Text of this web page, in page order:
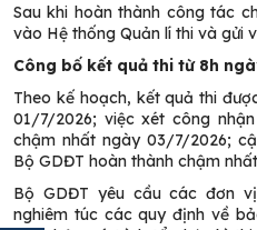
Sau khi hoàn thành công tác
vào Hệ thống Quản lí thi và gửi
Công bố kết quả thi từ 8h
Theo kế hoạch, kết quả thi
01/7/2026; việc xét công
chậm nhất ngày 03/7/2026;
Bộ GDĐT hoàn thành chậm
Bộ GDĐT yêu cầu các đơn
nghiêm túc các quy định về